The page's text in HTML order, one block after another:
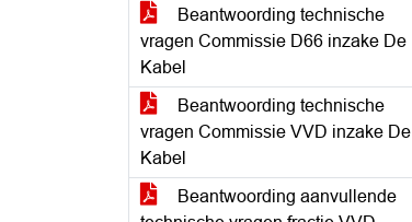
Beantwoording technische
vragen Commissie D66 inzake De
Kabel
Beantwoording technische
vragen Commissie VVD inzake De
Kabel
Beantwoording aanvullende